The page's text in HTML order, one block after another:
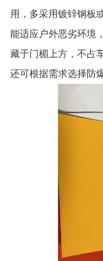
用，多采用镀锌钢板
能适应户外恶劣环境
藏于门楣上方，不占
还可根据需求选择防